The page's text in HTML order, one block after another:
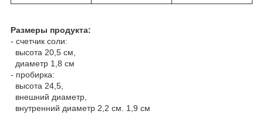
Размеры продукта:
- счетчик соли:
высота 20,5 см,
диаметр 1,8 см
- пробирка:
высота 24,5,
внешний диаметр,
внутренний диаметр 2,2 см. 1,9 см